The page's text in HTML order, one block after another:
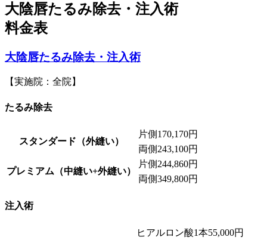
大陰唇たるみ除去・注入術
料金表
大陰唇たるみ除去・注入術
【実施院：全院】
たるみ除去
スタンダード（外縫い）
片側 170,170円
両側 243,100円
プレミアム（中縫い+外縫い）
片側 244,860円
両側349,800円
注入術
ヒアルロン酸1本55,000円